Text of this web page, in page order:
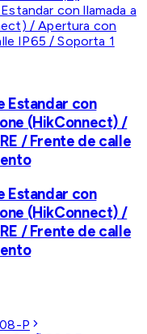
Estandar con
(HikConnect) /
/ Frente de calle
Estandar con
(HikConnect) /
/ Frente de calle
P